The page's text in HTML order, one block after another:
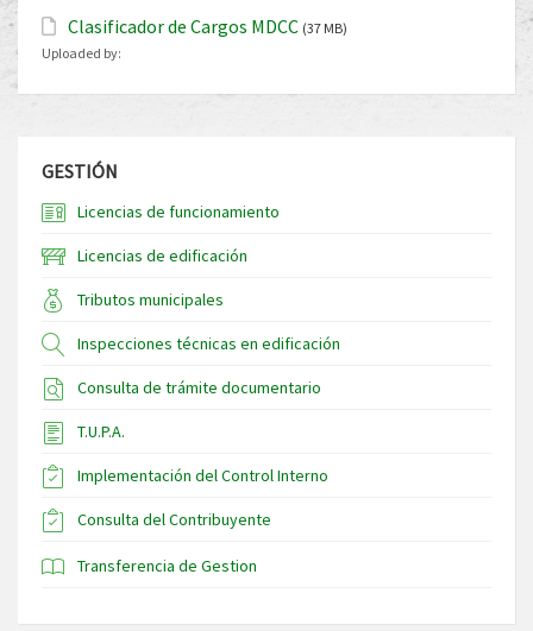
Clasificador de Cargos MDCC (37 MB)
Uploaded by:
GESTIÓN
Licencias de funcionamiento
Licencias de edificación
Tributos municipales
Inspecciones técnicas en edificación
Consulta de trámite documentario
T.U.P.A.
Implementación del Control Interno
Consulta del Contribuyente
Transferencia de Gestion